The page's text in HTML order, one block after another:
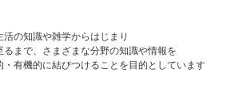
の知識や雑学からはじまり
まで、さまざまな分野の知識や情報を
・有機的に結びつけることを目的としています